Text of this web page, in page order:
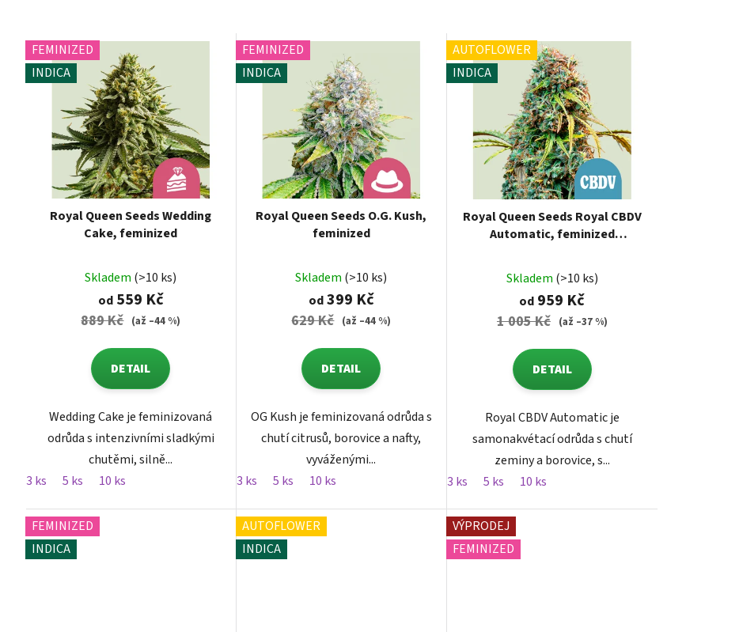
FEMINIZED
INDICA
Royal Queen Seeds Wedding
Cake, feminized
Skladem (>10 ks)
od559 Kč
889 Kč (až –44 %)
DETAIL
Wedding Cake je feminizovaná
odrůda s intenzivními sladkými
chutěmi, silně...
3 ks
5 ks 10 ks
FEMINIZED
INDICA
Royal Queen Seeds O.G. Kush,
feminized
Skladem (>10 ks)
od399 Kč
629 Kč (až –44 %)
DETAIL
OG Kush je feminizovaná odrůda s
chutí citrusů, borovice a nafty,
vyváženými...
3 ks
5 ks 10 ks
AUTOFLOWER
INDICA
Royal Queen Seeds Royal CBDV
Automatic, feminized
Skladem (>10 ks)
od 959 Kč
1 005 Kč (až –37 %)
DETAIL
Royal CBDV Automatic je
samonakvétací odrůda s chutí
zeminy a borovice, s...
3 ks
5 ks 10 ks
FEMINIZED
INDICA
AUTOFLOWER
INDICA
VÝPRODEJ
FEMINIZED